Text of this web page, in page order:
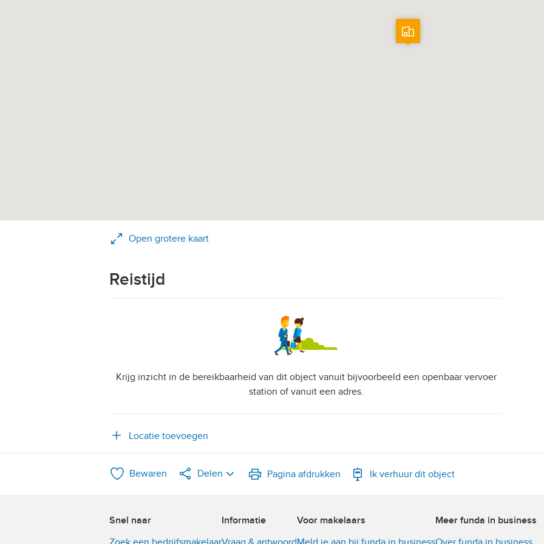
Open grotere kaart
Reistijd
Krijg inzicht in de bereikbaarheid van dit object vanuit bijvoorbeeld een openbaar vervoer
station of vanuit een adres.
Locatie toevoegen
Bewaren Delen Pagina afdrukken Ik verhuur dit object
Snel naar
Informatie
Voor makelaars
Meer funda in business